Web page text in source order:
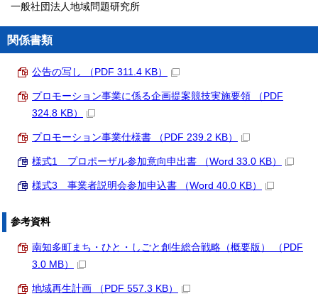
一般社団法人地域問題研究所
関係書類
公告の写し （PDF 311.4 KB）
プロモーション事業に係る企画提案競技実施要領 （PDF
324.8 KB）
プロモーション事業仕様書 （PDF 239.2 KB）
様式1 プロポーザル参加意向申出書 （Word 33.0 KB）
様式3 事業者説明会参加申込書 （Word 40.0 KB）
参考資料
南知多町まち・ひと・しごと創生総合戦略（概要版） （PDF
3.0 MB）
地域再生計画 （PDF 557.3 KB）